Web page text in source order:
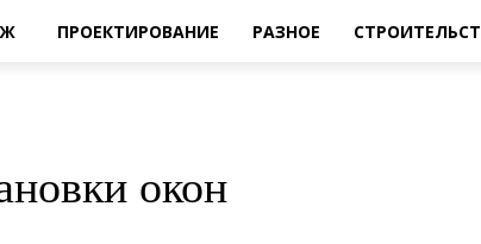
ПРОЕКТИРОВАНИЕ РАЗНОЕ
окон